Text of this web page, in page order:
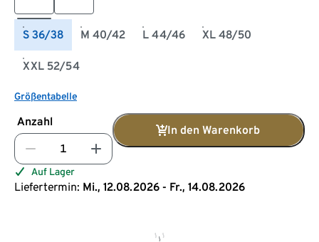
S 36/38 M 40/42 L 44/46 XL 48/50
XXL 52/54
Größentabelle
Anzahl
In den Warenkorb
Auf Lager
Liefertermin: Mi., 12.08.2026 - Fr., 14.08.2026